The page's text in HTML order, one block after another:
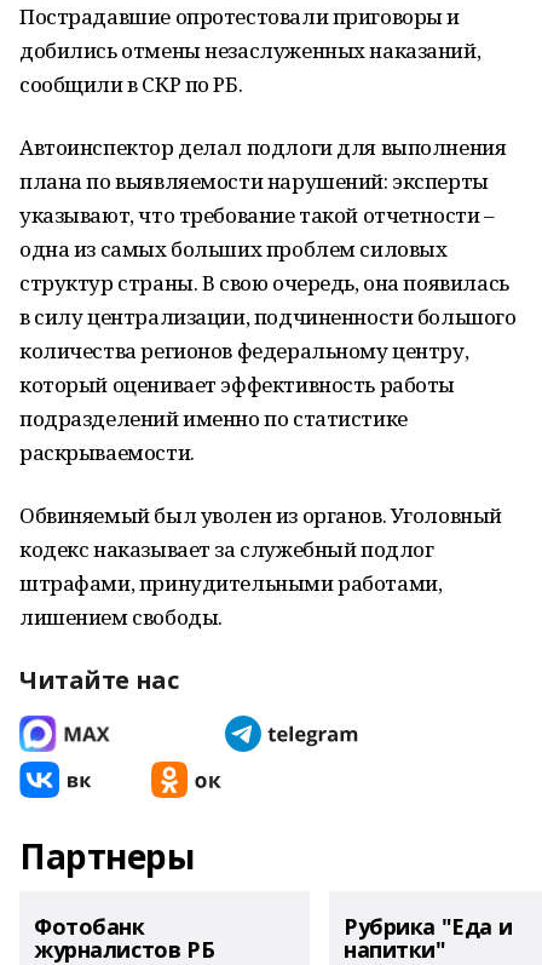
Пострадавшие опротестовали приговоры и
добились отмены незаслуженных наказаний,
сообщили в СКР по РБ.
Автоинспектор делал подлоги для выполнения
плана по выявляемости нарушений: эксперты
указывают, что требование такой отчетности –
одна из самых больших проблем силовых
структур страны. В свою очередь, она появилась
в силу централизации, подчиненности большого
количества регионов федеральному центру,
который оценивает эффективность работы
подразделений именно по статистике
раскрываемости.
Обвиняемый был уволен из органов. Уголовный
кодекс наказывает за служебный подлог
штрафами, принудительными работами,
лишением свободы.
Читайте нас
Партнеры
Фотобанк
журналистов РБ
Рубрика "Еда и
напитки"